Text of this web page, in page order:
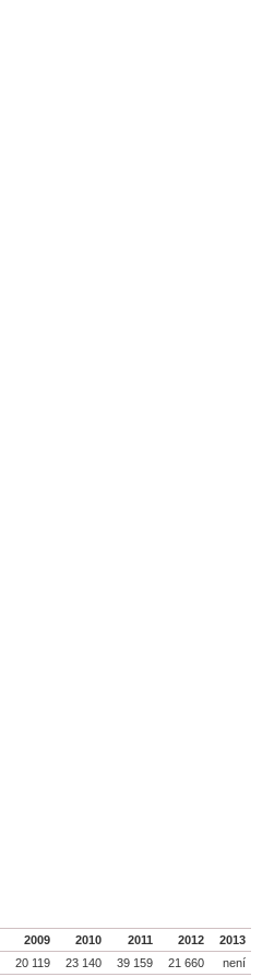
2009 2010 2011 2012
2013
20 119 23 140 39 159 21 660 není